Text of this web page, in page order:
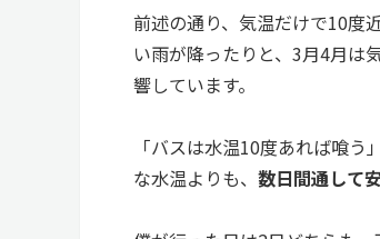
前述の通り、気温だけで10度
い雨が降ったりと、3月4月は
響しています。
「バスは水温10度あれば喰
な水温よりも、 数日間通して